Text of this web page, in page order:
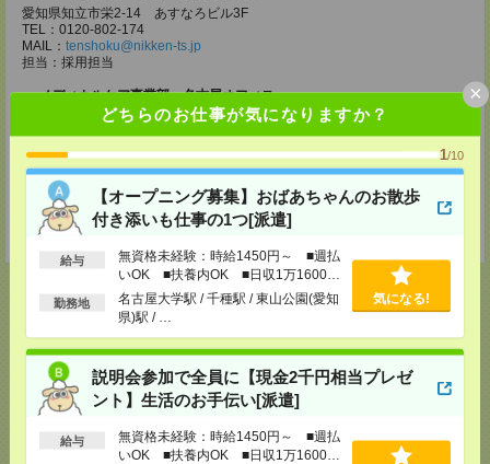
どちらのお仕事が気になりますか？
1/10
【オープニング募集】おばあちゃんのお散歩
付き添いも仕事の1つ[派遣]
給与
無資格未経験：時給1450円～ ■週払
いOK ■扶養内OK ■日収1万1600円
以上
勤務地
名古屋大学駅 / 千種駅 / 東山公園(愛知
県)駅 / …
気になる!
説明会参加で全員に【現金2千円相当プレゼ
ント】生活のお手伝い[派遣]
給与
無資格未経験：時給1450円～ ■週払
いOK ■扶養内OK ■日収1万1600円
×
愛知県知立市栄2-14 あすなろビル3F
TEL：0120-802-174
MAIL： tenshoku@nikken-ts.jp
担当：採用担当
メディカルケア事業部 名古屋オフィス
愛知県名古屋市西区牛島町2-5 TOMITA.BLD 4階
TEL：0120-455-091
MAIL：tenshoku@nikken-ts.jp
担当：採用担当
登録交通費
★今ならご来社登録でQUOカード2000円分をプレゼント中★
応募ページへ
気になる！ 電話応募